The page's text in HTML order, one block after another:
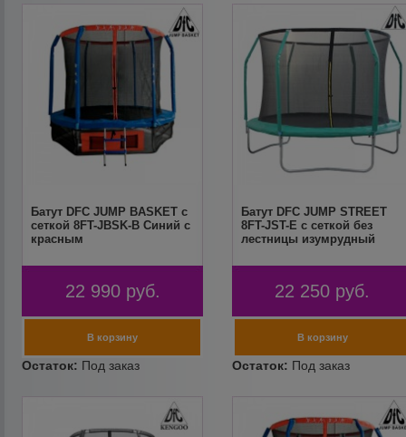
Батут DFC JUMP BASKET с
сеткой 8FT-JBSK-B Синий с
красным
22 990 руб.
Батут DFC JUMP STREET
8FT-JST-E c сеткой без
лестницы изумрудный
22 250 руб.